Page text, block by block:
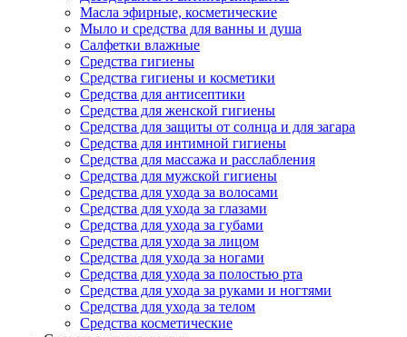
Масла эфирные, косметические
Мыло и средства для ванны и душа
Салфетки влажные
Средства гигиены
Средства гигиены и косметики
Средства для антисептики
Средства для женской гигиены
Средства для защиты от солнца и для загара
Средства для интимной гигиены
Средства для массажа и расслабления
Средства для мужской гигиены
Средства для ухода за волосами
Средства для ухода за глазами
Средства для ухода за губами
Средства для ухода за лицом
Средства для ухода за ногами
Средства для ухода за полостью рта
Средства для ухода за руками и ногтями
Средства для ухода за телом
Средства косметические